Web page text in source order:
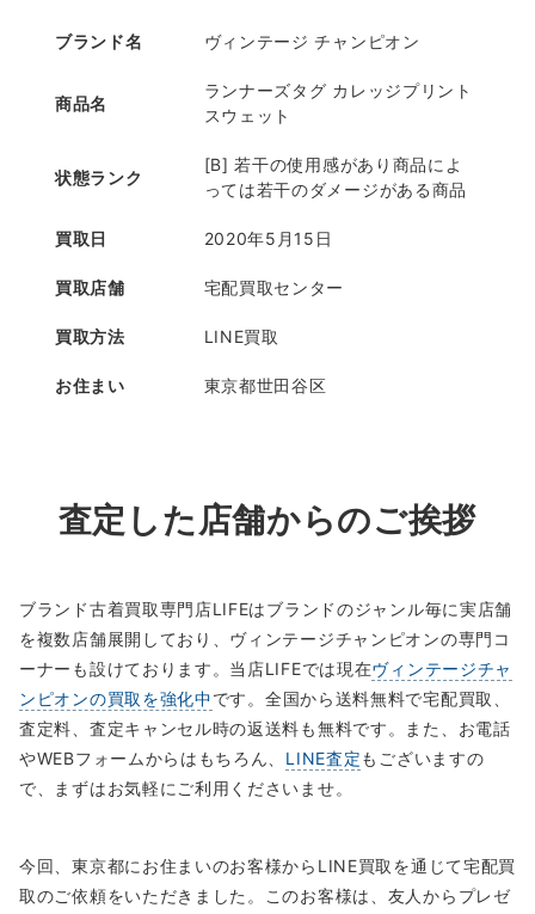
ブランド名 ヴィンテージ チャンピオン
商品名
ランナーズタグ カレッジプリント
スウェット
状態ランク
[B] 若干の使用感があり商品によ
っては若干のダメージがある商品
買取日 2020年5月15日
買取店舗 宅配買取センター
買取方法 LINE買取
お住まい 東京都世田谷区
査定した店舗からのご挨拶
ブランド古着買取専門店LIFEはブランドのジャンル毎に実店舗
を複数店舗展開しており、ヴィンテージチャンピオンの専門コ
ーナーも設けております。当店LIFEでは現在ヴィンテージチャ
ンピオンの買取を強化中です。全国から送料無料で宅配買取、
査定料、査定キャンセル時の返送料も無料です。また、お電話
やWEBフォームからはもちろん、 LINE査定もございますの
で、まずはお気軽にご利用くださいませ。
今回、東京都にお住まいのお客様からLINE買取を通じて宅配買
取のご依頼をいただきました。このお客様は、友人からプレゼ